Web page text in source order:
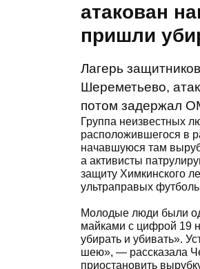
атакован
пришли
Лагерь
Шереметьево,
потом задержал
Группа неизвестных
расположившегося в
начавшуюся там
а активисты
защиту Химкинского
ультраправых
Молодые люди были
майками с цифрой 19
убирать и убивать».
шею», — рассказала
приостановить